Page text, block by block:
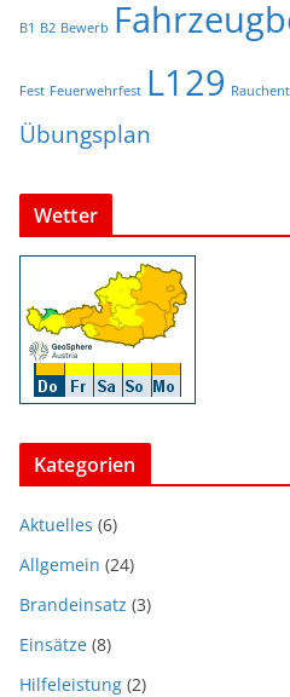
B1 B2 Bewerb
Fest Feuerwehrfest L129
Übungsplan
Wetter
Kategorien
Aktuelles (6)
Allgemein (24)
Brandeinsatz (3)
Einsätze (8)
Hilfeleistung (2)